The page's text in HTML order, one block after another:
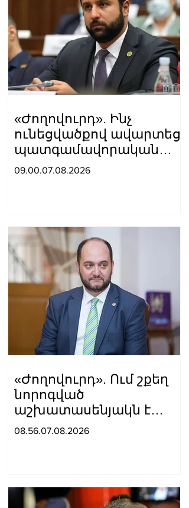
«Ժողովուրդ». Ինչ
ունեցվածքով ավարտեց
պատգամավորական
գործունեությունը Հայկ
09.00.07.08.2026
«Ժողովուրդ». Ում շքեղ
նորոգված
աշխատասենյակն է
տրամադրվել Արայիկ
08.56.07.08.2026